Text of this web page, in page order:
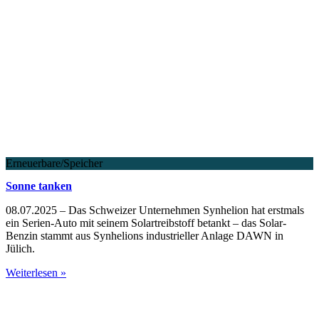
Erneuerbare/Speicher
Sonne tanken
08.07.2025 – Das Schweizer Unternehmen Synhelion hat erstmals
ein Serien-Auto mit seinem Solartreibstoff betankt – das Solar-
Benzin stammt aus Synhelions industrieller Anlage DAWN in
Jülich.
Weiterlesen »